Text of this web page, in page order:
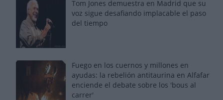
Tom Jones demuestra en Madrid que su
voz sigue desafiando implacable el paso
del tiempo
Fuego en los cuernos y millones en
ayudas: la rebelión antitaurina en Alfafar
enciende el debate sobre los 'bous al
carrer'